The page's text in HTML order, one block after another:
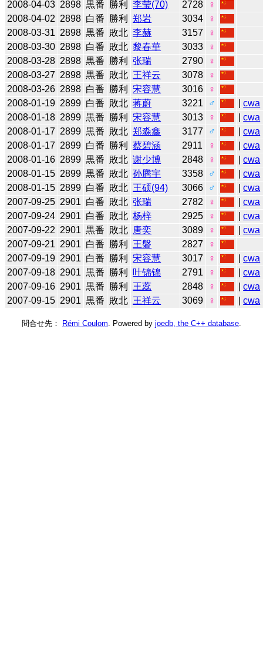
2008-04-03 2898 黒番 勝利 李莹(70) 2728
♀
2008-04-02 2898 白番 勝利 郑岩 3034
♀
2008-03-31 2898 黒番 敗北 李赫 3157
♀
2008-03-30 2898 白番 敗北 黎春華 3033
♀
2008-03-28 2898 黒番 勝利 张瑞 2790
♀
2008-03-27 2898 黒番 敗北 王祥云 3078
♀
2008-03-26 2898 白番 勝利 宋容慧 3016
♀
2008-01-19 2899 白番 敗北 蒋蔚 3221 ♂ |cwa
2008-01-18 2899 黒番 勝利 宋容慧 3013 ♀ |cwa
2008-01-17 2899 黒番 敗北 郑淼鑫 3177 ♂ |cwa
2008-01-17 2899 白番 勝利 蔡碧涵 2911 ♀ |cwa
2008-01-16 2899 黒番 敗北 谢少博 2848 ♀ |cwa
2008-01-15 2899 黒番 敗北 孙腾宇 3358 ♂ |cwa
2008-01-15 2899 白番 敗北 王硕(94) 3066 ♂ |cwa
2007-09-25 2901 白番 敗北 张瑞 2782 ♀ |cwa
2007-09-24 2901 白番 敗北 杨梓 2925 ♀ |cwa
2007-09-22 2901 黒番 敗北 唐奕 3089 ♀ |cwa
2007-09-21 2901 白番 勝利 王磐 2827
♀
2007-09-19 2901 白番 勝利 宋容慧 3017 ♀ |cwa
2007-09-18 2901 黒番 勝利 叶锦锦 2791 ♀ |cwa
2007-09-16 2901 黒番 勝利 王蕊 2848 ♀ |cwa
2007-09-15 2901 黒番 敗北 王祥云 3069 ♀ |cwa
問合せ先： Rémi Coulom . Powered by joedb, the C++ database